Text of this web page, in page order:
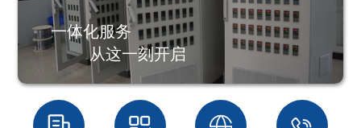
一体化服务
从这一刻开启